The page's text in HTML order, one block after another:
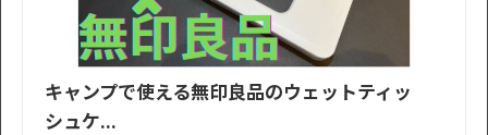
キャンプで使える無印良品のウェットティッ
シュケ...